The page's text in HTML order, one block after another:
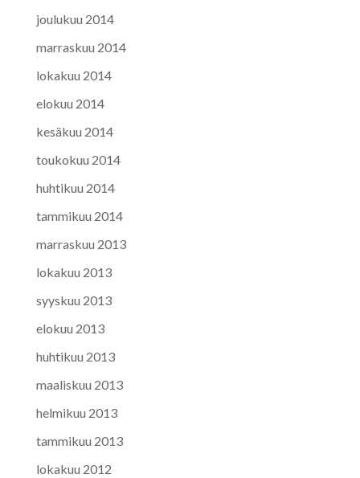
joulukuu 2014
marraskuu 2014
lokakuu 2014
elokuu 2014
kesäkuu 2014
toukokuu 2014
huhtikuu 2014
tammikuu 2014
marraskuu 2013
lokakuu 2013
syyskuu 2013
elokuu 2013
huhtikuu 2013
maaliskuu 2013
helmikuu 2013
tammikuu 2013
lokakuu 2012